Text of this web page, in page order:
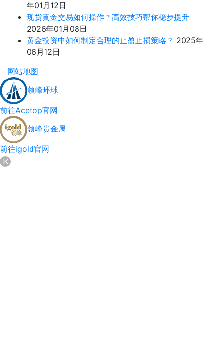
年01月12日
现货黄金交易如何操作？高效技巧帮你稳步提升
2026年01月08日
黄金投资中如何制定合理的止盈止损策略？ 2025年
06月12日
网站地图
领峰环球
前往Acetop官网
领峰贵金属
前往igold官网